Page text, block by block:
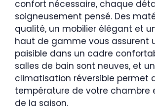
confort nécessaire, chaque
soigneusement pensé. Des
qualité, un mobilier élégant et
haut de gamme vous assurent
paisible dans un cadre
salles de bain sont neuves, et
climatisation réversible permet
température de votre chambre
de la saison.